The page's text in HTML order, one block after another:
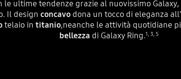
le ultime tendenze grazie al nuovissimo
Il design concavo dona un tocco di eleganza
telaio in titanio,neanche le attività quotidiane
bellezza di Galaxy Ring.1, 3, 5